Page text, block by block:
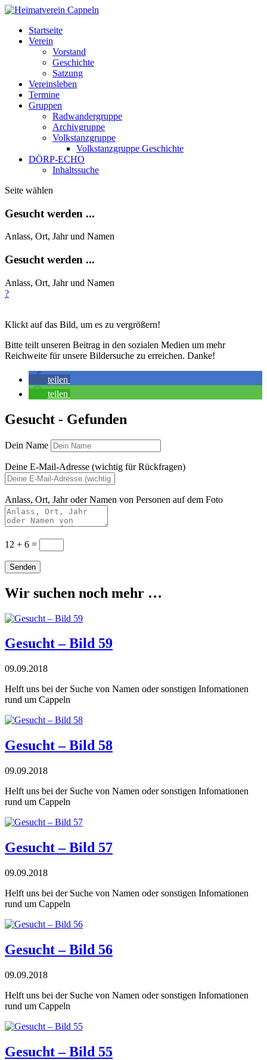
Startseite
Verein
Vorstand
Geschichte
Satzung
Vereinsleben
Termine
Gruppen
Radwandergruppe
Archivgruppe
Volkstanzgruppe
Volkstanzgruppe Geschichte
DÖRP-ECHO
Inhaltssuche
Seite wählen
Gesucht werden ...
Anlass, Ort, Jahr und Namen
Gesucht werden ...
Anlass, Ort, Jahr und Namen
?
Klickt auf das Bild, um es zu vergrößern!
Bitte teilt unseren Beitrag in den sozialen Medien um mehr
Reichweite für unsere Bildersuche zu erreichen. Danke!
teilen
teilen
Gesucht - Gefunden
Dein Name
Deine E-Mail-Adresse (wichtig für Rückfragen)
Anlass, Ort, Jahr oder Namen von Personen auf dem Foto
12 + 6 =
Senden
Wir suchen noch mehr …
Gesucht – Bild 59
09.09.2018
Helft uns bei der Suche von Namen oder sonstigen Infomationen
rund um Cappeln
Gesucht – Bild 58
09.09.2018
Helft uns bei der Suche von Namen oder sonstigen Infomationen
rund um Cappeln
Gesucht – Bild 57
09.09.2018
Helft uns bei der Suche von Namen oder sonstigen Infomationen
rund um Cappeln
Gesucht – Bild 56
09.09.2018
Helft uns bei der Suche von Namen oder sonstigen Infomationen
rund um Cappeln
Gesucht – Bild 55